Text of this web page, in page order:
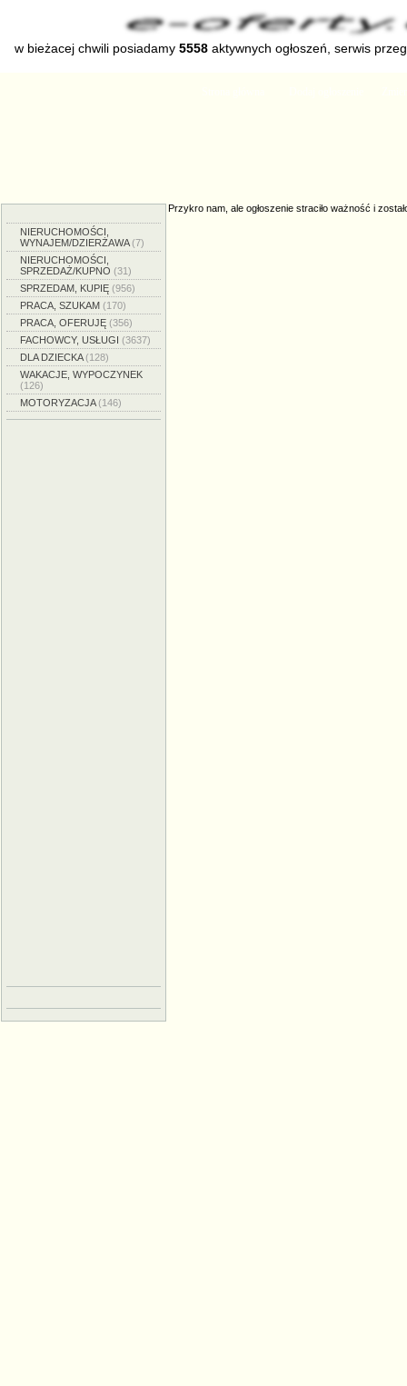
w bieżacej chwili posiadamy 5558 aktywnych ogłoszeń, serwis
NIERUCHOMOŚCI,
WYNAJEM/DZIERŻAWA(7)
NIERUCHOMOŚCI,
SPRZEDAŻ/KUPNO (31)
SPRZEDAM, KUPIĘ (956)
PRACA, SZUKAM (170)
PRACA, OFERUJĘ (356)
FACHOWCY, USŁUGI (3637)
DLA DZIECKA(128)
WAKACJE, WYPOCZYNEK
(126)
MOTORYZACJA(146)
Przykro nam, ale ogłoszenie straciło ważność i